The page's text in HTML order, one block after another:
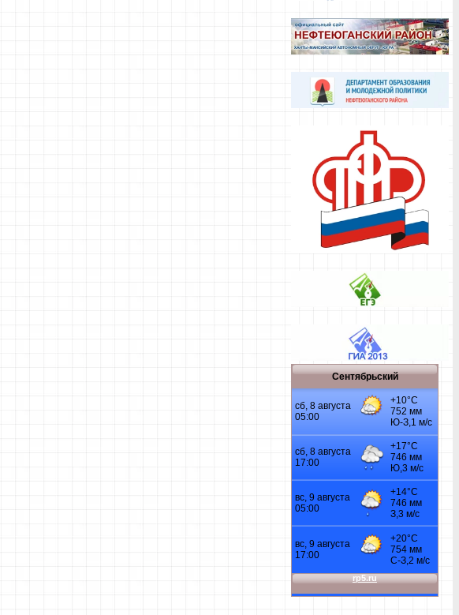
Сентябрьский